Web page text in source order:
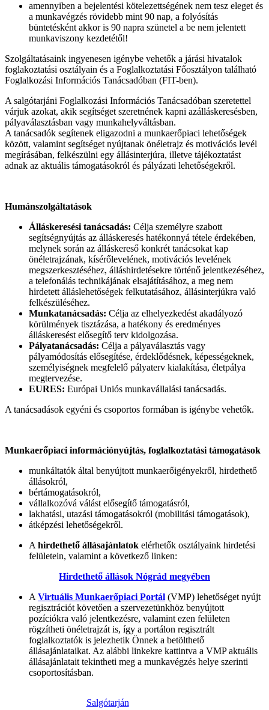
amennyiben a bejelentési kötelezettségének nem tesz eleget és
a munkavégzés rövidebb mint 90 nap, a folyósítás
büntetésként akkor is 90 napra szünetel a be nem jelentett
munkaviszony kezdetétől!
Szolgáltatásaink ingyenesen igénybe vehetők a járási hivatalok
foglakoztatási osztályain és a Foglalkoztatási Főosztályon található
Foglalkozási Információs Tanácsadóban (FIT-ben).
A salgótarjáni Foglalkozási Információs Tanácsadóban szeretettel
várjuk azokat, akik segítséget szeretnének kapni azálláskeresésben,
pályaválasztásban vagy munkahelyváltásban.
A tanácsadók segítenek eligazodni a munkaerőpiaci lehetőségek
között, valamint segítséget nyújtanak önéletrajz és motivációs levél
megírásában, felkészülni egy állásinterjúra, illetve tájékoztatást
adnak az aktuális támogatásokról és pályázati lehetőségekről.
Humánszolgáltatások
Álláskeresési tanácsadás: Célja személyre szabott
segítségnyújtás az álláskeresés hatékonnyá tétele érdekében,
melynek során az álláskereső konkrét tanácsokat kap
önéletrajzának, kísérőlevelének, motivációs levelének
megszerkesztéséhez, álláshirdetésekre történő jelentkezéséhez,
a telefonálás technikájának elsajátításához, a meg nem
hirdetett álláslehetőségek felkutatásához, állásinterjúkra való
felkészüléséhez.
Munkatanácsadás: Célja az elhelyezkedést akadályozó
körülmények tisztázása, a hatékony és eredményes
álláskeresést elősegítő terv kidolgozása.
Pályatanácsadás: Célja a pályaválasztás vagy
pályamódosítás elősegítése, érdeklődésnek, képességeknek,
személyiségnek megfelelő pályaterv kialakítása, életpálya
megtervezése.
EURES: Európai Uniós munkavállalási tanácsadás.
A tanácsadások egyéni és csoportos formában is igénybe vehetők.
Munkaerőpiaci információnyújtás, foglalkoztatási támogatások
munkáltatók által benyújtott munkaerőigényekről, hirdethető
állásokról,
bértámogatásokról,
vállalkozóvá válást elősegítő támogatásról,
lakhatási, utazási támogatásokról (mobilitási támogatások),
átképzési lehetőségekről.
A hirdethető állásajánlatok elérhetők osztályaink hirdetési
felületein, valamint a következő linken:
Hirdethető állások Nógrád megyében
A Virtuális Munkaerőpiaci Portál (VMP) lehetőséget nyújt
regisztrációt követően a szervezetünkhöz benyújtott
pozíciókra való jelentkezésre, valamint ezen felületen
rögzítheti önéletrajzát is, így a portálon regisztrált
foglalkoztatók is jelezhetik Önnek a betölthető
állásajánlataikat. Az alábbi linkekre kattintva a VMP aktuális
állásajánlatait tekintheti meg a munkavégzés helye szerinti
csoportosításban.
Salgótarján